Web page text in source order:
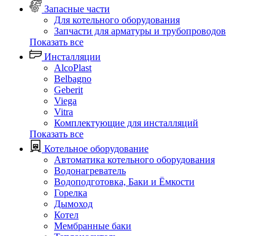
Запасные части
Для котельного оборудования
Запчасти для арматуры и трубопроводов
Показать все
Инсталляции
AlcoPlast
Belbagno
Geberit
Viega
Vitra
Комплектующие для инсталляций
Показать все
Котельное оборудование
Автоматика котельного оборудования
Водонагреватель
Водоподготовка, Баки и Ёмкости
Горелка
Дымоход
Котел
Мембранные баки